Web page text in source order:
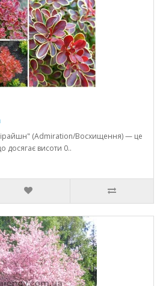
(Admiration/Восхищення) — це
досягає висоти 0..